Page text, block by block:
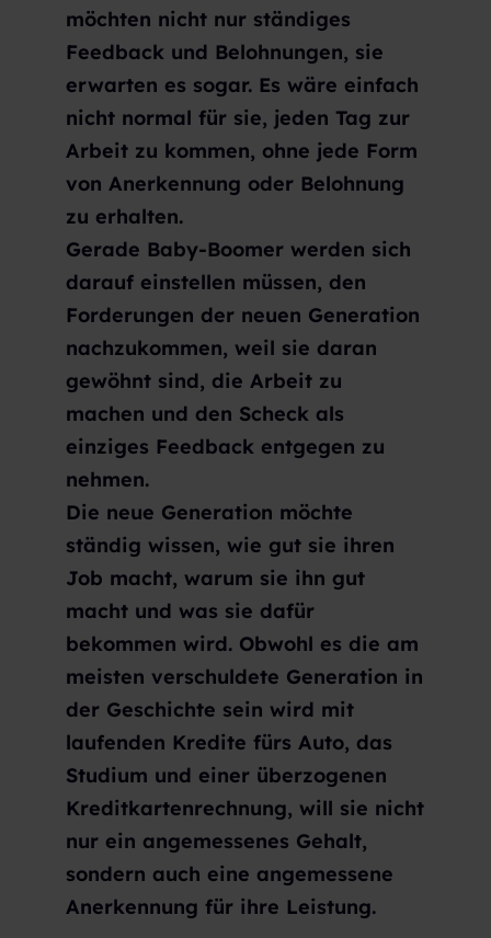
möchten nicht nur ständiges
Feedback und Belohnungen, sie
erwarten es sogar. Es wäre einfach
nicht normal für sie, jeden Tag zur
Arbeit zu kommen, ohne jede Form
von Anerkennung oder Belohnung
zu erhalten.
Gerade Baby-Boomer werden sich
darauf einstellen müssen, den
Forderungen der neuen Generation
nachzukommen, weil sie daran
gewöhnt sind, die Arbeit zu
machen und den Scheck als
einziges Feedback entgegen zu
nehmen.
Die neue Generation möchte
ständig wissen, wie gut sie ihren
Job macht, warum sie ihn gut
macht und was sie dafür
bekommen wird. Obwohl es die am
meisten verschuldete Generation in
der Geschichte sein wird mit
laufenden Kredite fürs Auto, das
Studium und einer überzogenen
Kreditkartenrechnung, will sie nicht
nur ein angemessenes Gehalt,
sondern auch eine angemessene
Anerkennung für ihre Leistung.